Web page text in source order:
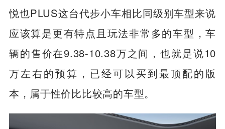
悦也PLUS这台代步小车相比同级别车型来说
应该算是更有特点且玩法非常多的车型，车
辆的售价在9.38-10.38万之间，也就是说10
万左右的预算，已经可以买到最顶配的版
本，属于性价比比较高的车型。